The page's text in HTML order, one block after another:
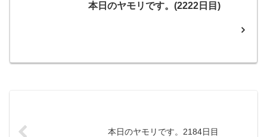
本日のヤモリです。(2222日目)
本日のヤモリです。2184日目